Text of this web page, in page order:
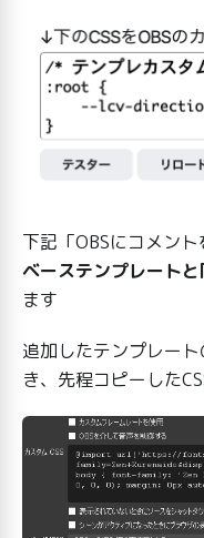
下記「OBSにコメン
ベーステンプレート
ます
追加したテンプレー
き、先程コピーした